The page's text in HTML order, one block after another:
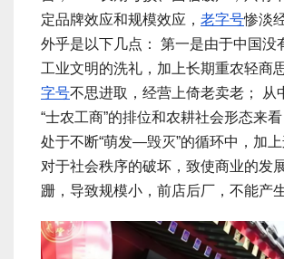
定品牌效应和规模效应， 老字号惨淡
外乎是以下几点： 第一是由于中国没
工业文明的洗礼，加上长期重农轻商
字号不思进取，经营上倚老卖老； 从
“士农工商”的排位和农耕社会形态来
处于不断“萌发—毁灭”的循环中，加
对于社会秩序的破坏，致使商业的发
跚，导致规模小，前店后厂，不能产